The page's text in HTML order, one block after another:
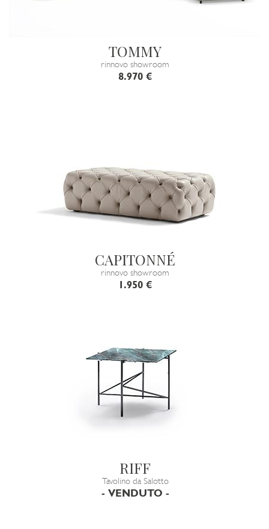
TOMMY
rinnovo showroom
8.970 €
CAPITONNÉ
rinnovo showroom
1.950 €
RIFF
Tavolino da Salotto
- VENDUTO -